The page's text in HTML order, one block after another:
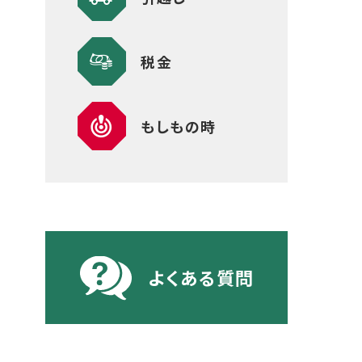
税金
もしもの時
よくある質問